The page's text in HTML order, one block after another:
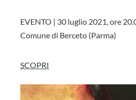
EVENTO | 30 luglio 2021, ore
Comune di Berceto (Parma)
SCOPRI